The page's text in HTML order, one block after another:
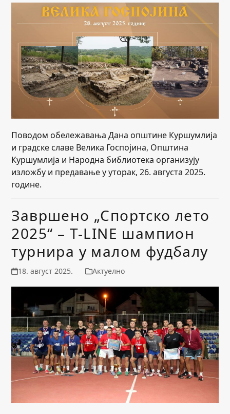
Поводом обележавања Дана општине Куршумлија
и градске славе Велика Госпојина, Општина
Куршумлија и Народна библиотека организују
изложбу и предавање у уторак, 26. августа 2025.
године.
Завршено „Спортско лето
2025“ – Т-LINE шампион
турнира у малом фудбалу
18. август 2025. Актуелно